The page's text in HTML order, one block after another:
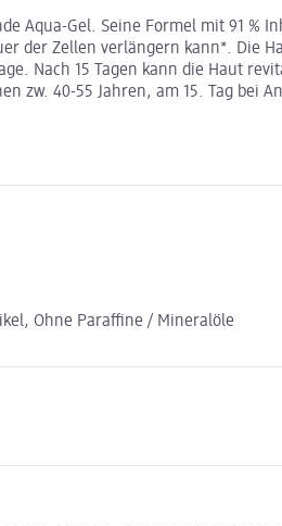
Aqua-Gel. Seine Formel mit 91
der Zellen verlängern kann*. Die
Nach 15 Tagen kann die Haut
zw. 40-55 Jahren, am 15. Tag bei
Ohne Paraffine / Mineralöle